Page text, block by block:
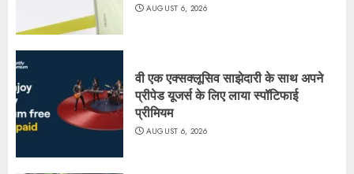
AUGUST 6, 2026
वी एक एक्सक्लूसिव साझेदारी के साथ अपने
प्रीपेड यूजर्स के लिए लाया स्पॉटिफाई
प्रीमियम
AUGUST 6, 2026